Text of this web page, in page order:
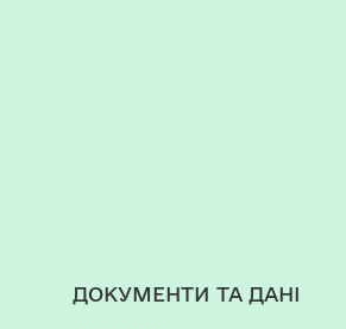
ДОКУМЕНТИ ТА ДАНІ